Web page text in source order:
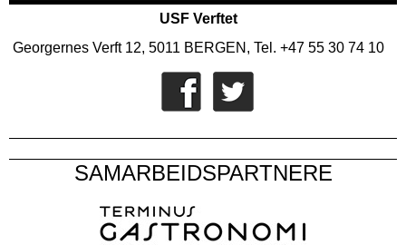
USF Verftet
Georgernes Verft 12, 5011 BERGEN, Tel. +47 55 30 74 10
SAMARBEIDSPARTNERE